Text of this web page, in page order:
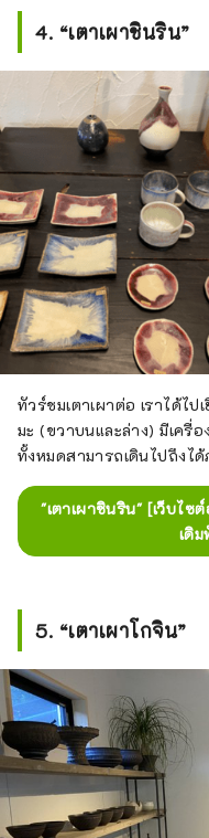
4. “เตาเผาชินริน”
ทัวร์ชมเตาเผาต่อ เราได้ไ
มะ (ขวาบนและล่าง) มีเครื่
ทั้งหมดสามารถเดินไปถึงไ
"เตาเผาชินริน" [เว็บไซ
เดิ
5. “เตาเผาโกจิน”